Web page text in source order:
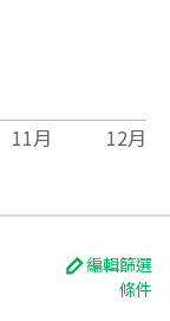
11月 12月
編輯篩選
條件